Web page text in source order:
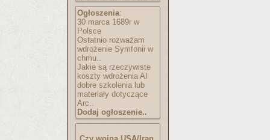
Ogłoszenia:
30 marca 1689r w
Polsce
Ostatnio rozważam
wdrożenie Symfonii w
chmu..
Jakie są rzeczywiste
koszty wdrożenia AI
dobre szkolenia lub
materiały dotyczące
Arc..
Dodaj ogłoszenie..